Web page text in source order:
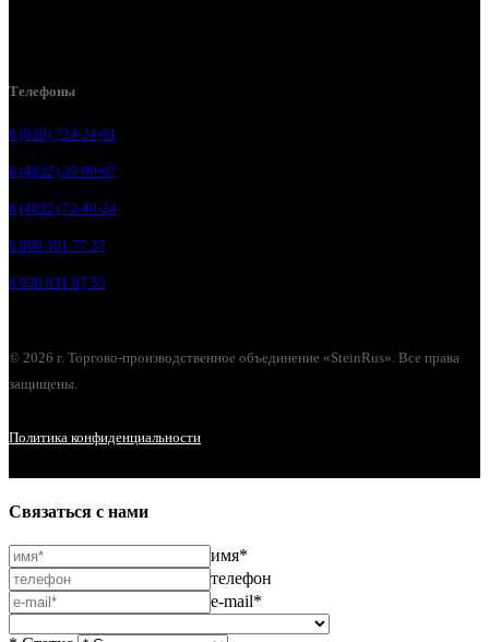
Телефоны
8 (930) 724-24-61
8 (4832) 30-00-07
8 (4832) 72-40-24
8 800 301 77 37
8 920 831 87 55
© 2026 г. Торгово-производственное объединение «SteinRus». Все права
защищены.
Политика конфиденциальности
Связаться с нами
имя*
телефон
e-mail*